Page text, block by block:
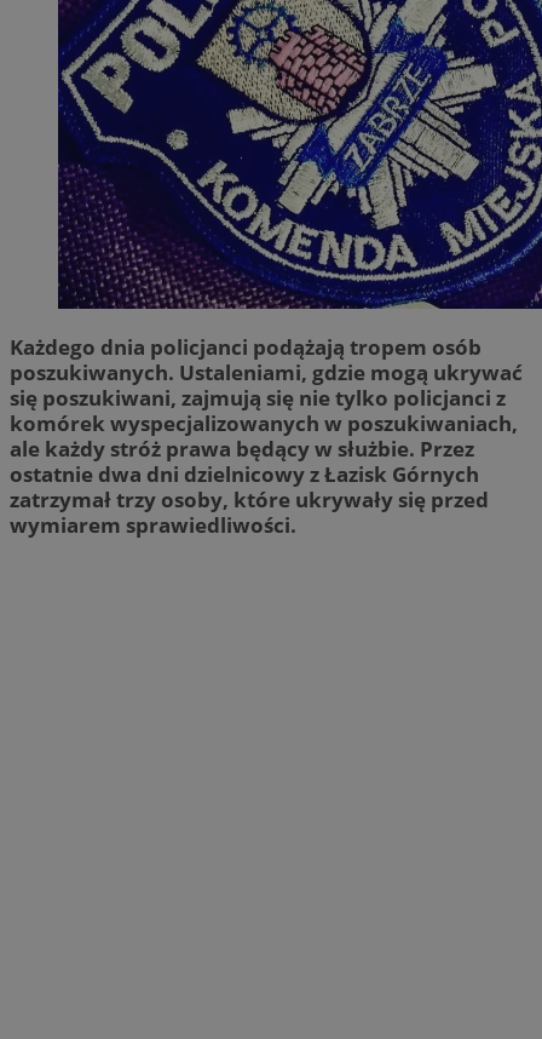
Każdego dnia policjanci podążają tropem osób
poszukiwanych. Ustaleniami, gdzie mogą ukrywać
się poszukiwani, zajmują się nie tylko policjanci z
komórek wyspecjalizowanych w poszukiwaniach,
ale każdy stróż prawa będący w służbie. Przez
ostatnie dwa dni dzielnicowy z Łazisk Górnych
zatrzymał trzy osoby, które ukrywały się przed
wymiarem sprawiedliwości.